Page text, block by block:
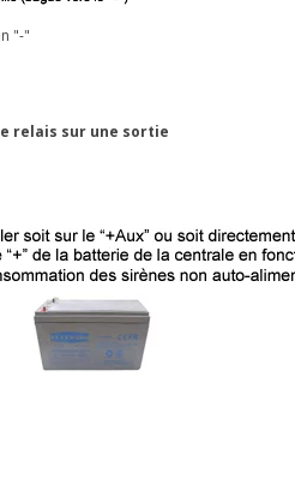
"-"
relais sur une sortie